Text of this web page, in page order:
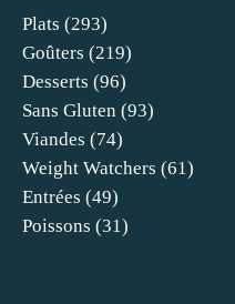
Plats (293)
Goûters (219)
Desserts (96)
Sans Gluten (93)
Viandes (74)
Weight Watchers (61)
Entrées (49)
Poissons (31)